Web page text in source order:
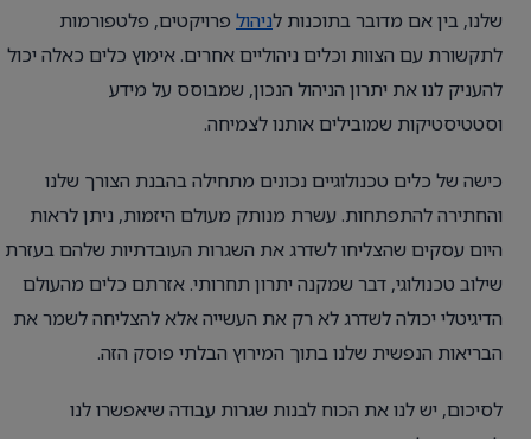
שלנו, בין אם מדובר בתוכנות לניהול פרויקטים, פלטפורמות
לתקשורת עם הצוות וכלים ניהוליים אחרים. אימוץ כלים כאלה יכול
להעניק לנו את יתרון הניהול הנכון, שמבוסס על מידע
וסטטיסטיקות שמובילים אותנו לצמיחה.
כישה של כלים טכנולוגיים נכונים מתחילה בהבנת הצורך שלנו
והחתירה להתפתחות. עשרת מנותק מעולם היזמות, ניתן לראות
היום עסקים שהצליחו לשדרג את השגרות העובדתיות שלהם בעזרת
שילוב טכנולוגי, דבר שמקנה יתרון תחרותי. אזרתם כלים מהעולם
הדיגיטלי יכולה לשדרג לא רק את העשייה אלא להצליחה לשמר את
הבריאות הנפשית שלנו בתוך המירוץ הבלתי פוסק הזה.
לסיכום, יש לנו את הכוח לבנות שגרות עבודה שיאפשרו לנו